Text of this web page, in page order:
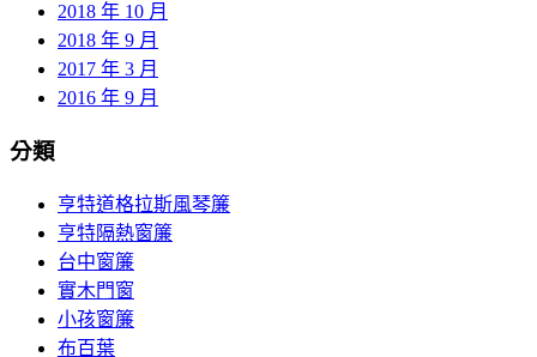
2018 年 10 月
2018 年 9 月
2017 年 3 月
2016 年 9 月
分類
亨特道格拉斯風琴簾
亨特隔熱窗簾
台中窗簾
實木門窗
小孩窗簾
布百葉